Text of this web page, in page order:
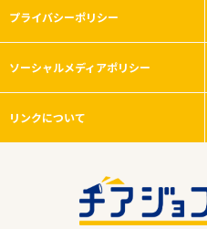
プライバシーポリシー
ソーシャルメディアポリシー
リンクについて